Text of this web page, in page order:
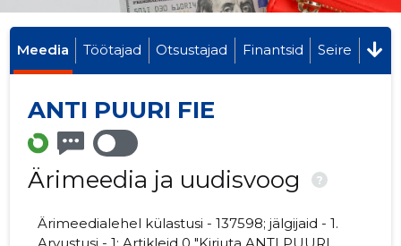
Meedia Töötajad Otsustajad Finantsid Seire
ANTI PUURI FIE
Ärimeedia ja uudisvoog ?
Ärimeedialehel külastusi - 137598; jälgijaid - 1.